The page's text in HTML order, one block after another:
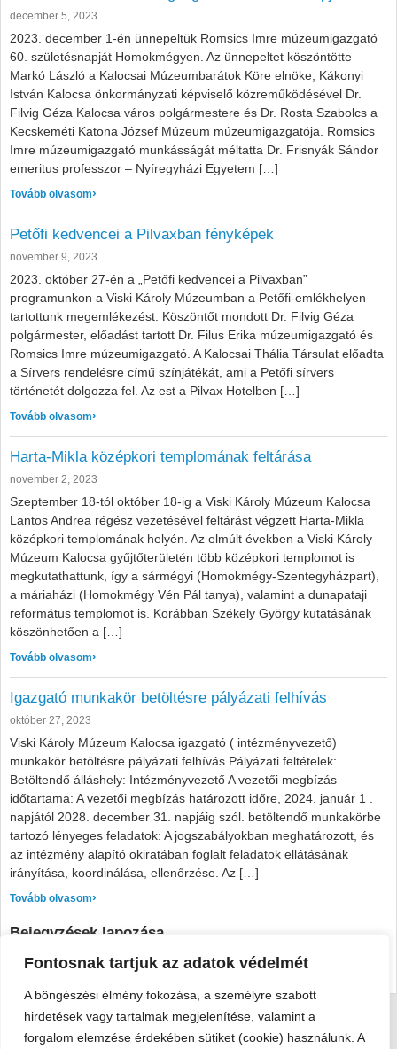
Fontosnak tartjuk az adatok védelmét
A böngészési élmény fokozása, a személyre szabott
hirdetések vagy tartalmak megjelenítése, valamint a
forgalom elemzése érdekében sütiket (cookie) használunk. A
december 5, 2023
2023. december 1-én ünnepeltük Romsics Imre múzeumigazgató
60. születésnapját Homokmégyen. Az ünnepeltet köszöntötte
Markó László a Kalocsai Múzeumbarátok Köre elnöke, Kákonyi
István Kalocsa önkormányzati képviselő közreműködésével Dr.
Filvig Géza Kalocsa város polgármestere és Dr. Rosta Szabolcs a
Kecskeméti Katona József Múzeum múzeumigazgatója. Romsics
Imre múzeumigazgató munkásságát méltatta Dr. Frisnyák Sándor
emeritus professzor – Nyíregyházi Egyetem […]
Tovább olvasom: Romsics Imre múzeumigazgató 60. születésnapja
Petőfi kedvencei a Pilvaxban fényképek
november 9, 2023
2023. október 27-én a „Petőfi kedvencei a Pilvaxban”
programunkon a Viski Károly Múzeumban a Petőfi-emlékhelyen
tartottunk megemlékezést. Köszöntőt mondott Dr. Filvig Géza
polgármester, előadást tartott Dr. Filus Erika múzeumigazgató és
Romsics Imre múzeumigazgató. A Kalocsai Thália Társulat előadta
a Sírvers rendelésre című színjátékát, ami a Petőfi sírvers
történetét dolgozza fel. Az est a Pilvax Hotelben […]
Tovább olvasom: Petőfi kedvencei a Pilvaxban fényképek
Harta-Mikla középkori templomának feltárása
november 2, 2023
Szeptember 18-tól október 18-ig a Viski Károly Múzeum Kalocsa
Lantos Andrea régész vezetésével feltárást végzett Harta-Mikla
középkori templomának helyén. Az elmúlt években a Viski Károly
Múzeum Kalocsa gyűjtőterületén több középkori templomot is
megkutathattunk, így a sármégyi (Homokmégy-Szentegyházpart),
a máriaházi (Homokmégy Vén Pál tanya), valamint a dunapataji
református templomot is. Korábban Székely György kutatásának
köszönhetően a […]
Tovább olvasom: Harta-Mikla középkori templomának feltárása
Igazgató munkakör betöltésre pályázati felhívás
október 27, 2023
Viski Károly Múzeum Kalocsa igazgató ( intézményvezető)
munkakör betöltésre pályázati felhívás Pályázati feltételek:
Betöltendő álláshely: Intézményvezető A vezetői megbízás
időtartama: A vezetői megbízás határozott időre, 2024. január 1 .
napjától 2028. december 31. napjáig szól. betöltendő munkakörbe
tartozó lényeges feladatok: A jogszabályokban meghatározott, és
az intézmény alapító okiratában foglalt feladatok ellátásának
irányítása, koordinálása, ellenőrzése. Az […]
Tovább olvasom: Igazgató munkakör betöltésre pályázati felhívás
Bejegyzések lapozása
1 2 … 8 Következő oldal
Viski Károly Múzeum Kalocsa